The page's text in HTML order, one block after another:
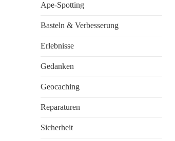
Ape-Spotting
Basteln & Verbesserung
Erlebnisse
Gedanken
Geocaching
Reparaturen
Sicherheit